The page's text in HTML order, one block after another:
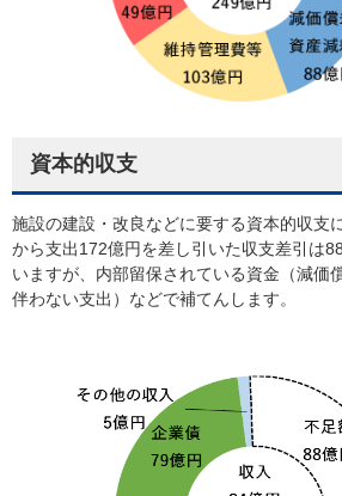
資本的収支
施設の建設・改良などに要する資本的収支
から支出172億円を差し引いた収支差引は
いますが、内部留保されている資金（減価
伴わない支出）などで補てんします。